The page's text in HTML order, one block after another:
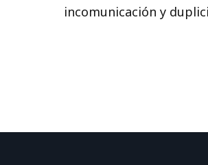
incomunicación y